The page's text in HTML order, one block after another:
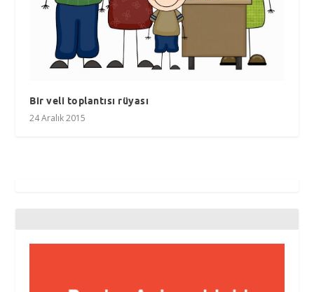
Bir veli toplantısı rüyası
24 Aralık 2015